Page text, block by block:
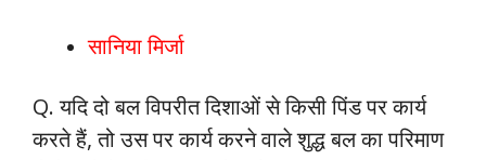
सानिया मिर्जा
Q. यदि दो बल विपरीत दिशाओं से किसी पिंड पर कार्य
करते हैं, तो उस पर कार्य करने वाले शुद्ध बल का परिमाण